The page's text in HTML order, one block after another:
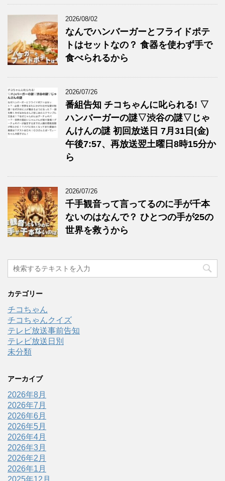
2026/08/02
なんでハンバーガーとフライドポテ
トはセットなの？ 食器を使わず手で
食べられるから
2026/07/26
番組告知 チコちゃんに叱られる! ▽
ハンバーガーの謎▽渋谷の謎▽じゃ
んけんの謎 初回放送日 7月31日(金)
午後7:57、再放送翌土曜日8時15分か
ら
2026/07/26
千手観音って言ってるのに手が千本
ないのはなんで？ ひとつの手が25の
世界を救うから
カテゴリー
チコちゃん
チコちゃんクイズ
テレビ放送事前告知
テレビ放送日別
未分類
アーカイブ
2026年8月
2026年7月
2026年6月
2026年5月
2026年4月
2026年3月
2026年2月
2026年1月
2025年12月